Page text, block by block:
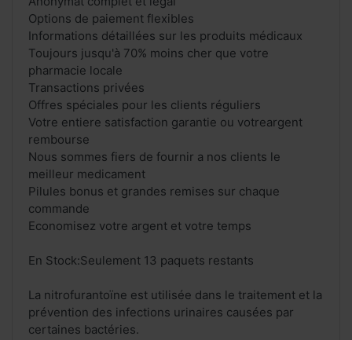
Options de paiement flexibles
Informations détaillées sur les produits médicaux
Toujours jusqu'à 70% moins cher que votre
pharmacie locale
Transactions privées
Offres spéciales pour les clients réguliers
Votre entiere satisfaction garantie ou votreargent
rembourse
Nous sommes fiers de fournir a nos clients le
meilleur medicament
Pilules bonus et grandes remises sur chaque
commande
Economisez votre argent et votre temps
En Stock:Seulement 13 paquets restants
La nitrofurantoïne est utilisée dans le traitement et la
prévention des infections urinaires causées par
certaines bactéries.